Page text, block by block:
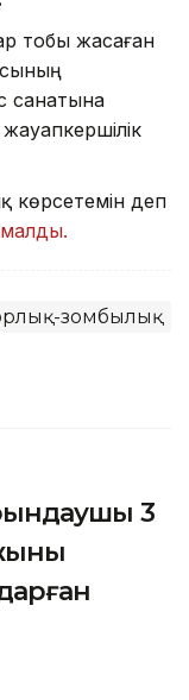
тобы жасаған
санатына
көрсетемін деп
зомбылық
3